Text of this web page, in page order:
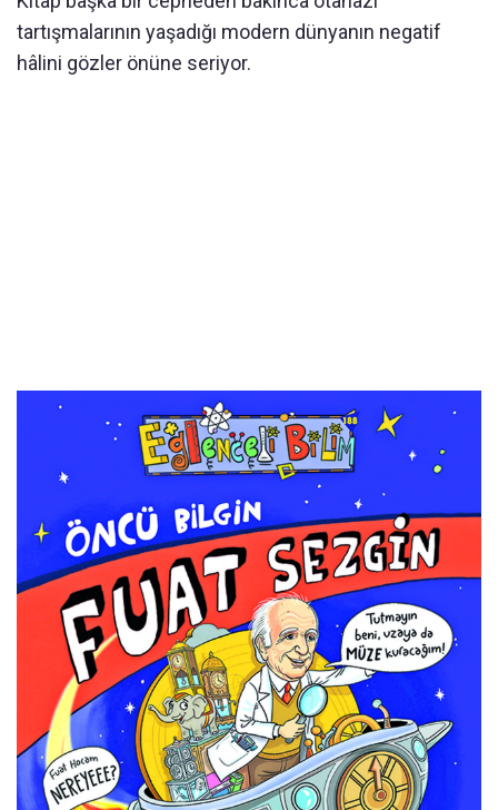
tartışmalarının yaşadığı modern dünyanın negatif
hâlini gözler önüne seriyor.